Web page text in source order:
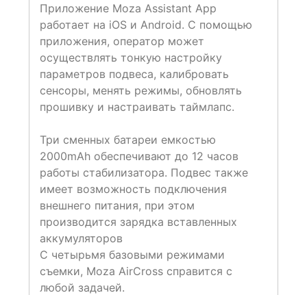
Приложение Moza Assistant App
работает на iOS и Android. С помощью
приложения, оператор может
осуществлять тонкую настройку
параметров подвеса, калибровать
сенсоры, менять режимы, обновлять
прошивку и настраивать таймлапс.
Три сменных батареи емкостью
2000mAh обеспечивают до 12 часов
работы стабилизатора. Подвес также
имеет возможность подключения
внешнего питания, при этом
производится зарядка вставленных
аккумуляторов
С четырьмя базовыми режимами
съемки, Moza AirCross справится с
любой задачей.